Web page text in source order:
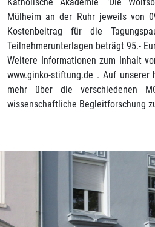
Katholische Akademie "Die
Mülheim an der Ruhr jeweils von
Kostenbeitrag für die
Teilnehmerunterlagen beträgt 95.-
Weitere Informationen zum Inhalt
www.ginko-stiftung.de . Auf unserer
mehr über die verschiedenen
wissenschaftliche Begleitforschung